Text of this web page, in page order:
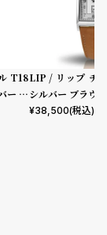
T18
ー ネ
LIP / リップ チ
シルバー ブラウ
¥38,500(税込)